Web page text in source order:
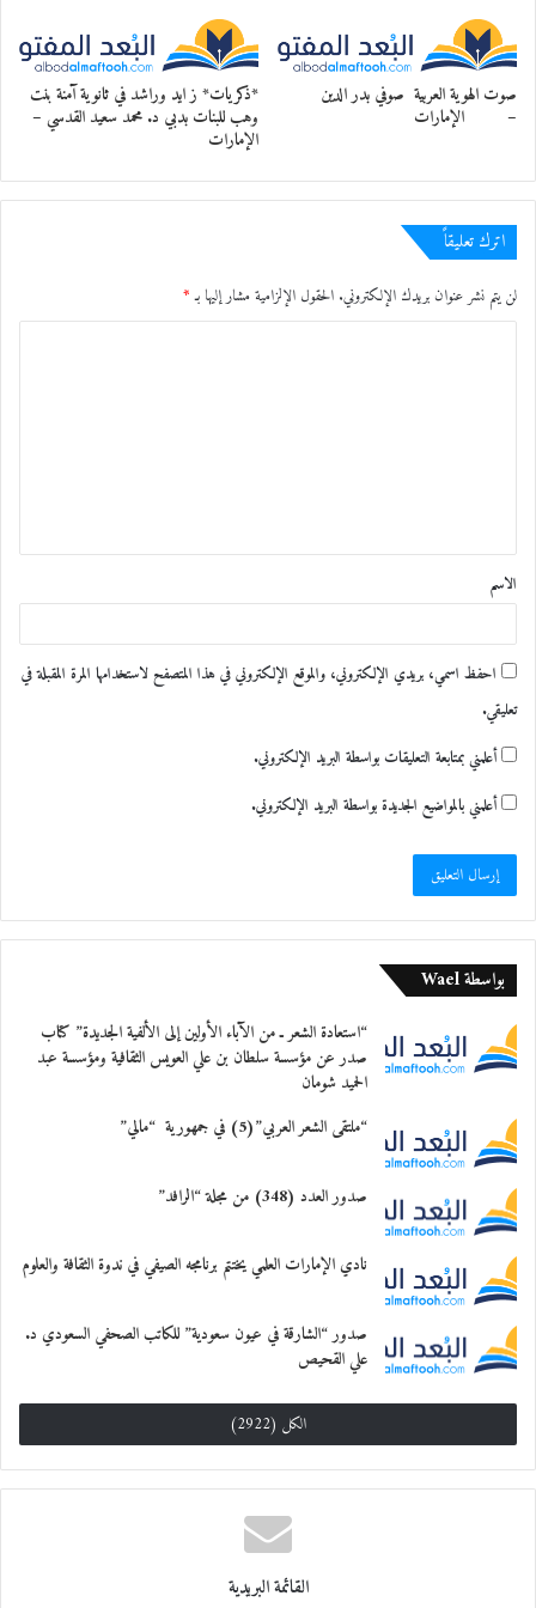
صوت الهوية العربية صوفي بدر الدين
– الإمارات
*ذكريات* ز ايد وراشد في ثانوية آمنة بنت
وهب للبنات بدبي د. محمد سعيد القدسي –
الإمارات
اترك تعليقاً
لن يتم نشر عنوان بريدك الإلكتروني. الحقول الإلزامية مشار إليها بـ*
ق
*
الاسم
احفظ اسمي، بريدي الإلكتروني، والموقع الإلكتروني في هذا المتصفح لاستخدامها المرة المقبلة في
تعليقي.
أعلمني بمتابعة التعليقات بواسطة البريد الإلكتروني.
أعلمني بالمواضيع الجديدة بواسطة البريد الإلكتروني.
بواسطة Wael
“استعادة الشعر ـ من الآباء الأولين إلى الألفية الجديدة” كتاب
صدر عن مؤسسة سلطان بن علي العويس الثقافية ومؤسسة عبد
الحميد شومان
“ملتقى الشعر العربي”(5) في جمهورية “مالي”
صدور العدد (348) من مجلة “الرافد”
نادي الإمارات العلمي يختتم برنامجه الصيفي في ندوة الثقافة والعلوم
صدور “الشارقة في عيون سعودية” للكاتب الصحفي السعودي د.
علي القحيص
الكل (2922)
القائمة البريدية